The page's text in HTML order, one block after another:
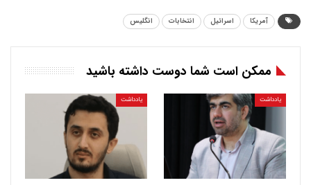
آمریکا اسرائیل انتخابات انگلیس
ممکن است شما دوست داشته باشید
یادداشت یادداشت